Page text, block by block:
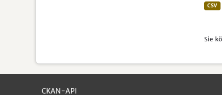
CSV
Sie
CKAN-API